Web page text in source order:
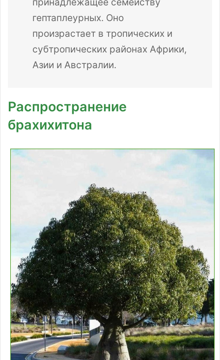
принадлежащее семейству
гептаплеурных. Оно
произрастает в тропических и
субтропических районах Африки,
Азии и Австралии.
Распространение
брахихитона